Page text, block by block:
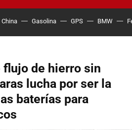
China Gasolina GPS BMW
flujo de hierro sin
lucha por ser la
baterías para